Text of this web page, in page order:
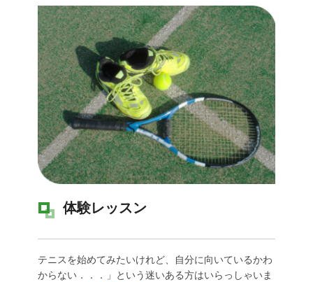
体験レッスン
テニスを始めてみたいけれど、自分に向いているかわ
からない．．．」という迷いある方はいらっしゃいま